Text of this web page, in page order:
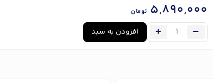
5,890,000 تومان
افزودن به سبد